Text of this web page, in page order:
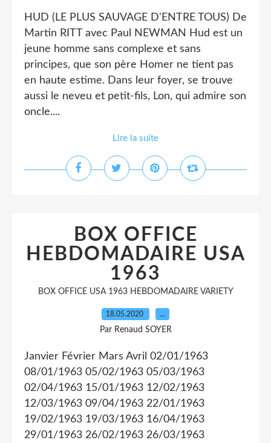
HUD (LE PLUS SAUVAGE D'ENTRE TOUS) De
Martin RITT avec Paul NEWMAN Hud est un
jeune homme sans complexe et sans
principes, que son père Homer ne tient pas
en haute estime. Dans leur foyer, se trouve
aussi le neveu et petit-fils, Lon, qui admire son
oncle....
Lire la suite
BOX OFFICE
HEBDOMADAIRE USA
1963
BOX OFFICE USA 1963 HEBDOMADAIRE VARIETY
18.05.2020 …
Par Renaud SOYER
Janvier Février Mars Avril 02/01/1963
08/01/1963 05/02/1963 05/03/1963
02/04/1963 15/01/1963 12/02/1963
12/03/1963 09/04/1963 22/01/1963
19/02/1963 19/03/1963 16/04/1963
29/01/1963 26/02/1963 26/03/1963